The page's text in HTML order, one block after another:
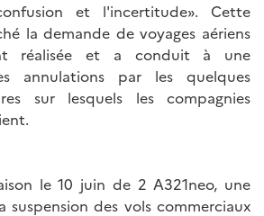
et l'incertitude». Cette
la demande de voyages aériens
réalisée et a conduit à une
annulations par les quelques
sur lesquels les compagnies
le 10 juin de 2 A321neo, une
suspension des vols commerciaux